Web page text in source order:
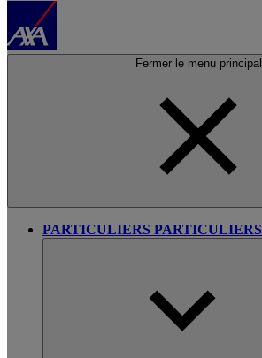
Fermer le menu principal
PARTICULIERS PARTICULIERS